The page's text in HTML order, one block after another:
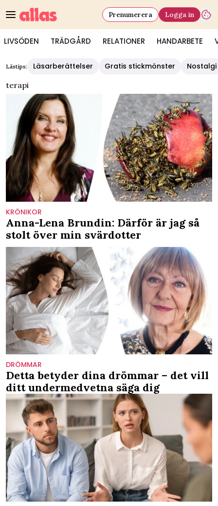
LIVSÖDEN TRÄDGÅRD RELATIONER HANDARBETE
Prenumerera Logga in
Lästips: Läsarberättelser Gratis stickmönster
Nostalgi
terapi
KRÖNIKOR
Anna-Lena Brundin: Därför är jag så
stolt över min svärdotter
DRÖMMAR
Detta betyder dina drömmar – det vill
ditt undermedvetna säga dig